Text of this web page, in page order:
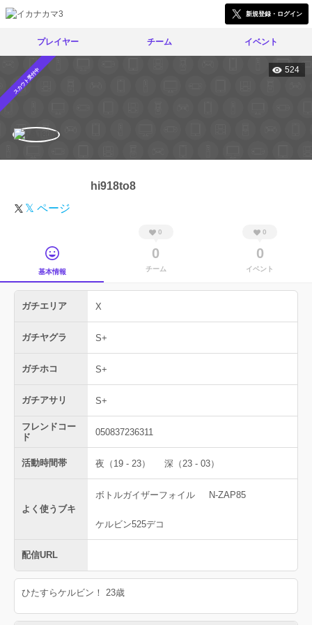
新規登録・ログイン
プレイヤー チーム イベント
スカウト受付中 524
hi918to8
𝕏 ページ
基本情報
0
0
チーム
0
0
イベント
ガチエリア X
ガチヤグラ S+
ガチホコ S+
ガチアサリ S+
フレンドコー
ド
050837236311
活動時間帯 夜（19 - 23） 深（23 - 03）
よく使うブキ
ボトルガイザーフォイル N-ZAP85
ケルビン525デコ
配信URL
ひたすらケルビン！ 23歳